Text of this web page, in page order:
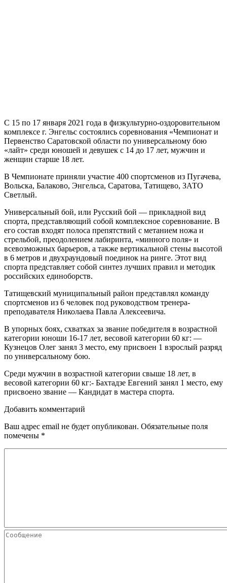
С 15 по 17 января 2021 года в физкультурно-оздоровительном
комплексе г. Энгельс состоялись соревнования «Чемпионат и
Первенство Саратовской области по универсальному бою
«лайт» среди юношей и девушек с 14 до 17 лет, мужчин и
женщин старше 18 лет.
В Чемпионате приняли участие 400 спортсменов из Пугачева,
Вольска, Балаково, Энгельса, Саратова, Татищево, ЗАТО
Светлый.
Универсальный бой, или Русский бой — прикладной вид
спорта, представляющий собой комплексное соревнование. В
его состав входят полоса препятствий с метанием ножа и
стрельбой, преодолением лабиринта, «минного поля» и
всевозможных барьеров, а также вертикальной стены высотой
в 6 метров и двухраундовый поединок на ринге. Этот вид
спорта представляет собой синтез лучших правил и методик
российских единоборств.
Татищевский муниципальный район представлял команду
спортсменов из 6 человек под руководством тренера-
преподавателя Николаева Павла Алексеевича.
В упорных боях, схватках за звание победителя в возрастной
категории юноши 16-17 лет, весовой категории 60 кг: —
Кузнецов Олег занял 3 место, ему присвоен 1 взрослый разряд
по универсальному бою.
Среди мужчин в возрастной категории свыше 18 лет, в
весовой категории 60 кг:- Бахтадзе Евгений занял 1 место, ему
присвоено звание — Кандидат в мастера спорта.
Добавить комментарий
Ваш адрес email не будет опубликован. Обязательные поля
помечены *